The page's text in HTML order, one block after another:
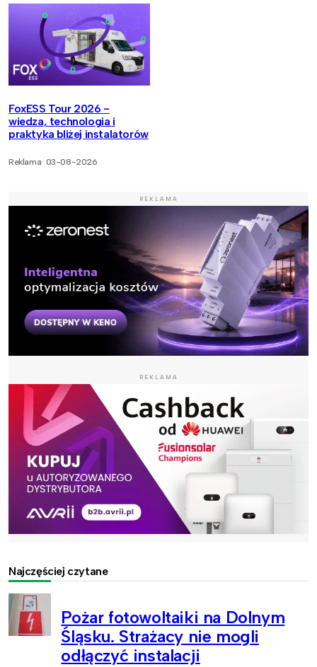
FoxESS Tour 2026 -
wiedza, technologia i
praktyka bliżej instalatorów
Reklama 03-08-2026
REKLAMA
REKLAMA
Najczęściej czytane
Pożar fotowoltaiki na Dolnym
Śląsku. Strażacy nie mogli
odłączyć instalacji